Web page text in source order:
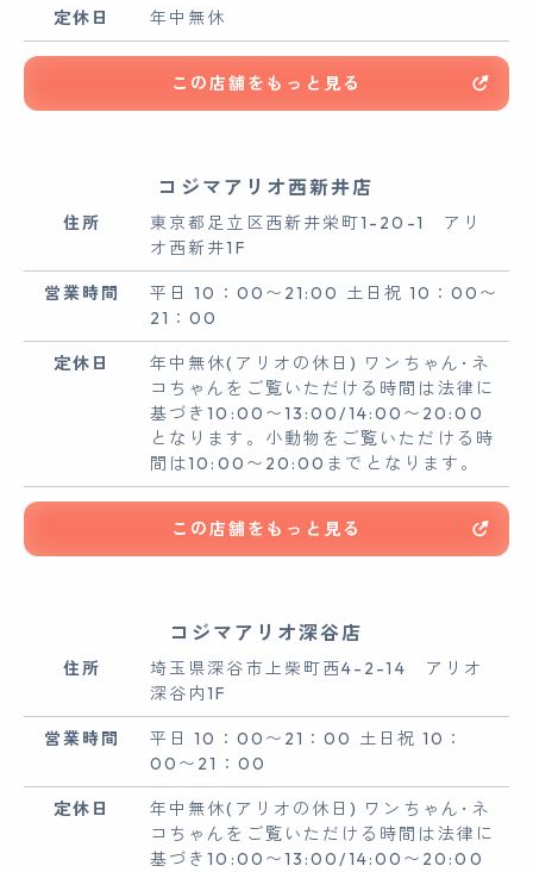
定休日 年中無休
この店舗をもっと見る
コジマアリオ西新井店
住所
東京都足立区西新井栄町1-20-1 アリ
オ西新井1F
営業時間
平日 10：00〜21:00 土日祝 10：00〜
21：00
定休日
年中無休(アリオの休日) ワンちゃん･ネ
コちゃんをご覧いただける時間は法律に
基づき10:00〜13:00/14:00〜20:00
となります。小動物をご覧いただける時
間は10:00〜20:00までとなります。
この店舗をもっと見る
コジマアリオ深谷店
住所
埼玉県深谷市上柴町西4-2-14 アリオ
深谷内1F
営業時間
平日 10：00〜21：00 土日祝 10：
00〜21：00
定休日
年中無休(アリオの休日) ワンちゃん･ネ
コちゃんをご覧いただける時間は法律に
基づき10:00〜13:00/14:00〜20:00